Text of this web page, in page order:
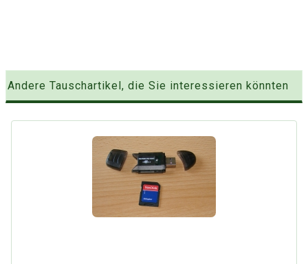
Andere Tauschartikel, die Sie interessieren könnten